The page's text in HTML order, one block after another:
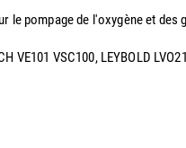
pompage de l'oxygène et des
VSC100, LEYBOLD